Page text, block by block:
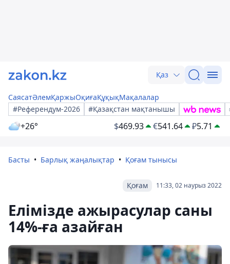
Қаз
СаясатӘлемҚаржыОқиғаҚұқықМақалалар
#Референдум-2026
#Қазақстан мақтанышы
+26° $469.93 €541.64 ₽5.71
Басты Барлық жаңалықтар Қоғам тынысы
11:33, 02 наурыз 2022
Қоғам
Елімізде ажырасулар саны
14%-ға азайған